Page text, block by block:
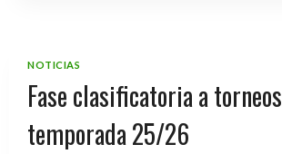
NOTICIAS
Fase clasificatoria a torneos
temporada 25/26